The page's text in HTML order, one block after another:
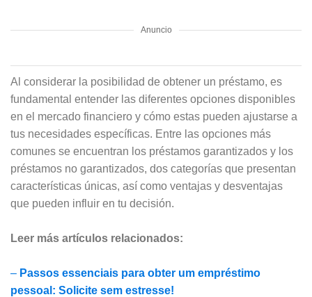
Anuncio
Al considerar la posibilidad de obtener un préstamo, es
fundamental entender las diferentes opciones disponibles
en el mercado financiero y cómo estas pueden ajustarse a
tus necesidades específicas. Entre las opciones más
comunes se encuentran los préstamos garantizados y los
préstamos no garantizados, dos categorías que presentan
características únicas, así como ventajas y desventajas
que pueden influir en tu decisión.
Leer más artículos relacionados:
– Passos essenciais para obter um empréstimo
pessoal: Solicite sem estresse!